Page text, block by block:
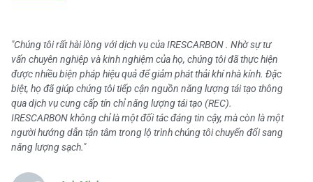
"Chúng tôi rất hài lòng với dịch vụ của IRESCARBON . Nhờ sự tư
vấn chuyên nghiệp và kinh nghiệm của họ, chúng tôi đã thực hiện
được nhiều biện pháp hiệu quả để giảm phát thải khí nhà kính. Đặc
biệt, họ đã giúp chúng tôi tiếp cận nguồn năng lượng tái tạo thông
qua dịch vụ cung cấp tín chỉ năng lượng tái tạo (REC).
IRESCARBON không chỉ là một đối tác đáng tin cậy, mà còn là một
người hướng dẫn tận tâm trong lộ trình chúng tôi chuyển đổi sang
năng lượng sạch."